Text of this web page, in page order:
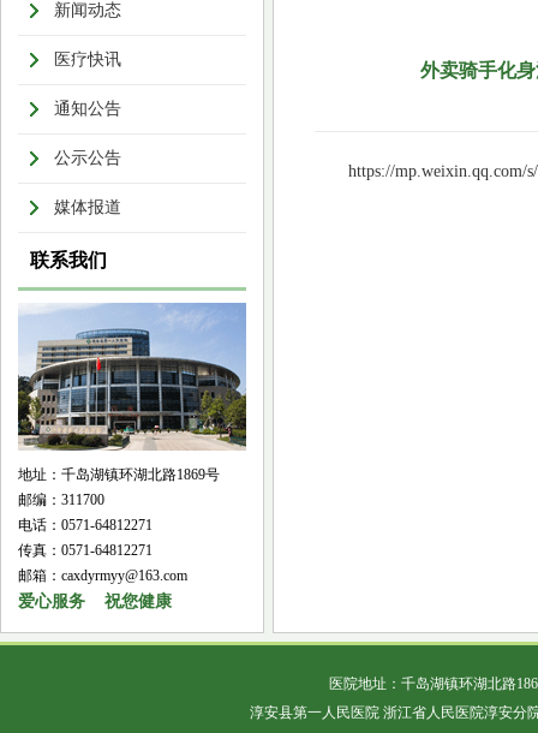
新闻动态
医疗快讯
通知公告
公示公告
媒体报道
联系我们
地址：千岛湖镇环湖北路1869号
邮编：311700
电话：0571-64812271
传真：0571-64812271
邮箱：caxdyrmyy@163.com
爱心服务 祝您健康
外卖骑手化
https://mp.weixin.qq.com/
医院地址：千岛湖镇环湖北路
淳安县第一人民医院 浙江省人民医院淳安分